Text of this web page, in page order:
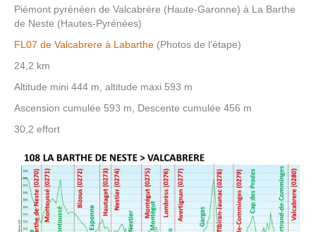
Piémont pyrénéen de Valcabrère (Haute-Garonne) à La Barthe
de Neste (Hautes-Pyrénées)
FL07 de Valcabrere à Labarthe (Photos de l’étape)
24,2 km
Altitude mini 444 m, altitude maxi 593 m
Ascension cumulée 593 m, Descente cumulée 456 m
30,2 effort